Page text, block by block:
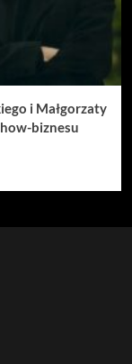
i Małgorzaty
biznesu